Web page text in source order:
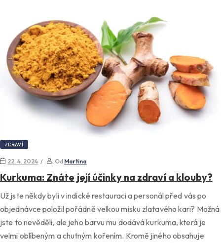
ZDRAVÍ
22. 4. 2024 Od Martina
Kurkuma: Znáte její účinky na zdraví a klouby?
Už jste někdy byli v indické restauraci a personál před vás po
objednávce položil pořádně velkou misku zlatavého kari? Možná
jste to nevěděli, ale jeho barvu mu dodává kurkuma, která je
velmi oblíbeným a chutným kořením. Kromě jiného obsahuje